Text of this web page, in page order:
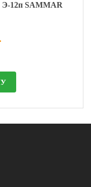
Э-12п SAMMAR